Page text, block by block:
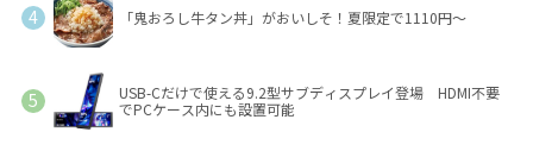
「鬼おろし牛タン丼」がおいしそ！夏限定で1110円～
USB-Cだけで使える9.2型サブディスプレイ登場 HDMI不要
でPCケース内にも設置可能